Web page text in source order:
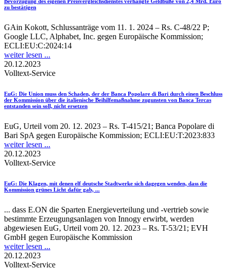
zu bestätigen
GAin Kokott, Schlussanträge vom 11. 1. 2024 – Rs. C-48/22 P;
Google LLC, Alphabet, Inc. gegen Europäische Kommission;
ECLI:EU:C:2024:14
weiter lesen ...
20.12.2023
Volltext-Service
EuG: Die Union muss den Schaden, der der Banca Popolare di Bari durch einen Beschluss
der Kommission über die italienische Beihilfemaßnahme zugunsten von Banca Tercas
entstanden sein soll, nicht ersetzen
EuG, Urteil vom 20. 12. 2023 – Rs. T-415/21; Banca Popolare di
Bari SpA gegen Europäische Kommission; ECLI:EU:T:2023:833
weiter lesen ...
20.12.2023
Volltext-Service
EuG: Die Klagen, mit denen elf deutsche Stadtwerke sich dagegen wenden, dass die
Kommission grünes Licht dafür gab, ...
... dass E.ON die Sparten Energieverteilung und -vertrieb sowie
bestimmte Erzeugungsanlagen von Innogy erwirbt, werden
abgewiesen EuG, Urteil vom 20. 12. 2023 – Rs. T-53/21; EVH
GmbH gegen Europäische Kommission
weiter lesen ...
20.12.2023
Volltext-Service